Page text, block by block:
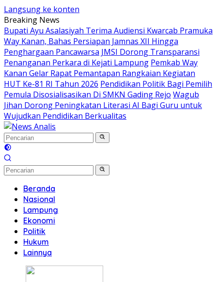
Langsung ke konten
Breaking News
Bupati Ayu Asalasiyah Terima Audiensi Kwarcab Pramuka
Way Kanan, Bahas Persiapan Jamnas XII Hingga
Penghargaan Pancawarsa JMSI Dorong Transparansi
Penanganan Perkara di Kejati Lampung Pemkab Way
Kanan Gelar Rapat Pemantapan Rangkaian Kegiatan
HUT Ke-81 RI Tahun 2026 Pendidikan Politik Bagi Pemilih
Pemula Disosialisasikan Di SMKN Gading Rejo Wagub
Jihan Dorong Peningkatan Literasi AI Bagi Guru untuk
Wujudkan Pendidikan Berkualitas
Beranda
Nasional
Lampung
Ekonomi
Politik
Hukum
Lainnya